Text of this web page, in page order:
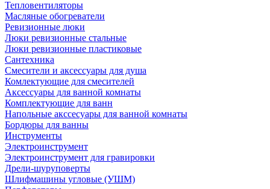
Тепловентиляторы
Масляные обогреватели
Ревизионные люки
Люки ревизионные стальные
Люки ревизионные пластиковые
Сантехника
Смесители и аксессуары для душа
Комлектующие для смесителей
Аксессуары для ванной комнаты
Комплектующие для ванн
Напольные акссесуары для ванной комнаты
Бордюры для ванны
Инструменты
Электроинструмент
Электроинструмент для гравировки
Дрели-шуруповерты
Шлифмашины угловые (УШМ)